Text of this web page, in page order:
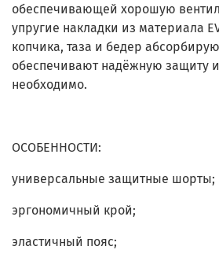
обеспечивающей хорошую
упругие накладки из материала
копчика, таза и бедер
обеспечивают надёжную защиту
необходимо.
ОСОБЕННОСТИ:
универсальные защитные шорты;
эргономичный крой;
эластичный пояс;